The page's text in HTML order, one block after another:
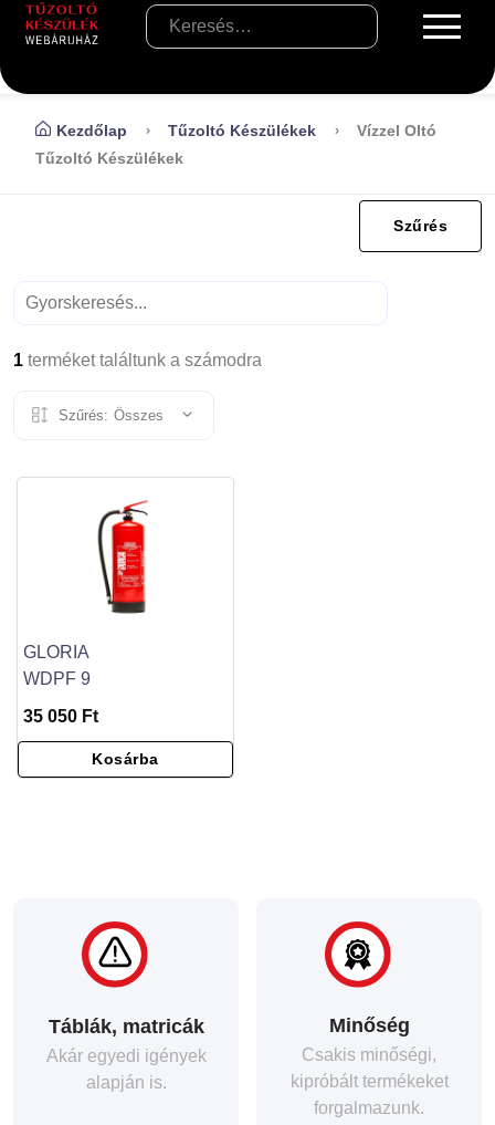
Kezdőlap Tűzoltó Készülékek
Vízzel Oltó
Tűzoltó Készülékek
Szűrés
1 terméket találtunk a számodra
Szűrés: Összes
GLORIA
WDPF 9
35 050 Ft
Kosárba
Táblák, matricák
Akár egyedi igények
alapján is.
Minőség
Csakis minőségi,
kipróbált termékeket
forgalmazunk.